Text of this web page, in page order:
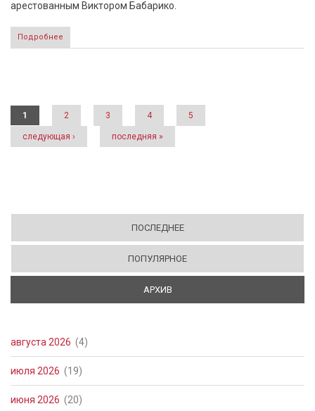
арестованным Виктором Бабарико.
Подробнее
Страницы
1 2 3 4 5
следующая › последняя »
ПОСЛЕДНЕЕ
ПОПУЛЯРНОЕ
АРХИВ
августа 2026 (4)
июля 2026 (19)
июня 2026 (20)